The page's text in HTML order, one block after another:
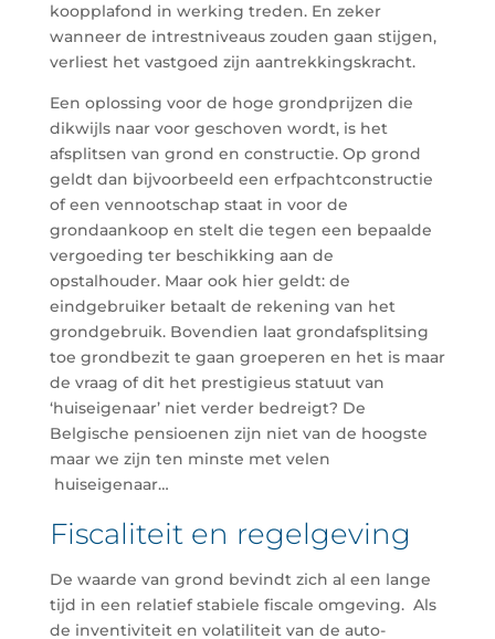
koopplafond in werking treden. En zeker
wanneer de intrestniveaus zouden gaan stijgen,
verliest het vastgoed zijn aantrekkingskracht.
Een oplossing voor de hoge grondprijzen die
dikwijls naar voor geschoven wordt, is het
afsplitsen van grond en constructie. Op grond
geldt dan bijvoorbeeld een erfpachtconstructie
of een vennootschap staat in voor de
grondaankoop en stelt die tegen een bepaalde
vergoeding ter beschikking aan de
opstalhouder. Maar ook hier geldt: de
eindgebruiker betaalt de rekening van het
grondgebruik. Bovendien laat grondafsplitsing
toe grondbezit te gaan groeperen en het is maar
de vraag of dit het prestigieus statuut van
‘huiseigenaar’ niet verder bedreigt? De
Belgische pensioenen zijn niet van de hoogste
maar we zijn ten minste met velen
huiseigenaar…
Fiscaliteit en regelgeving
De waarde van grond bevindt zich al een lange
tijd in een relatief stabiele fiscale omgeving. Als
de inventiviteit en volatiliteit van de auto-